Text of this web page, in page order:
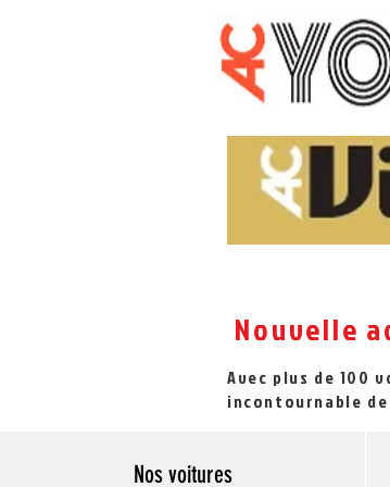
Nouvelle
Avec plus de 100
incontournable
Nos voitures